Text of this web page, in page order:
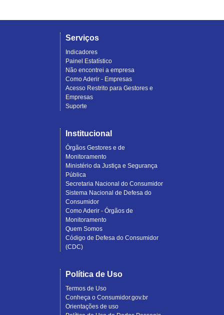
Serviços
Indicadores
Painel Estatístico
Não encontrei a empresa
Como Aderir - Empresas
Acesso Restrito para Gestores e
Empresas
Suporte
Institucional
Órgãos Gestores e de
Monitoramento
Ministério da Justiça e Segurança
Pública
Secretaria Nacional do Consumidor
Sistema Nacional de Defesa do
Consumidor
Como Aderir - Órgãos de
Monitoramento
Quem Somos
Código de Defesa do Consumidor
(CDC)
Política de Uso
Termos de Uso
Conheça o Consumidor.gov.br
Orientações de uso